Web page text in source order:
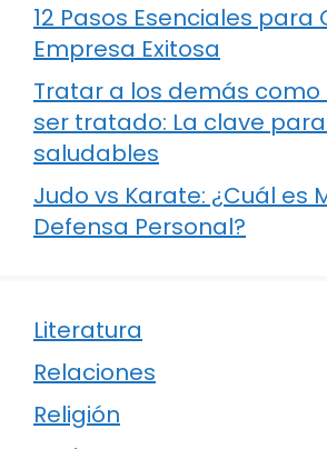
12 Pasos Esenciales para
Empresa Exitosa
Tratar a los demás
ser tratado: La clave
saludables
Judo vs Karate: ¿Cuál es
Defensa Personal?
Literatura
Relaciones
Religión